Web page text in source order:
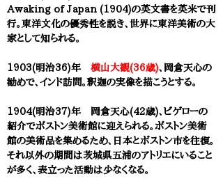
Awaking of Japan (1904)の英文書を英米で刊
行。東洋文化の優秀性を説き、世界に東洋美術の大
家として知られる。
1903(明治36)年 横山大観(36歳)、 岡倉天心の
勧めで、インド訪問。釈迦の実像を描こうとする。
1904(明治37)年 岡倉天心(42歳)、ビゲローの
紹介でボストン美術館に迎えられる。ボストン美術
館の美術品を集めるため、日本とボストン市を往復。
それ以外の期間は茨城県五浦のアトリエにいること
が多く、表立った活動は少なくなる。